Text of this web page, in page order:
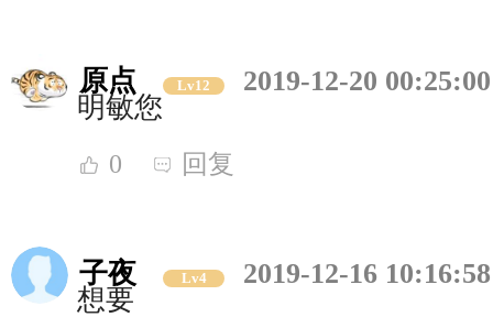
原点 Lv12
2019-12-20 00:25:00
明敏您
0 回复
子夜 Lv4
2019-12-16 10:16:58
想要